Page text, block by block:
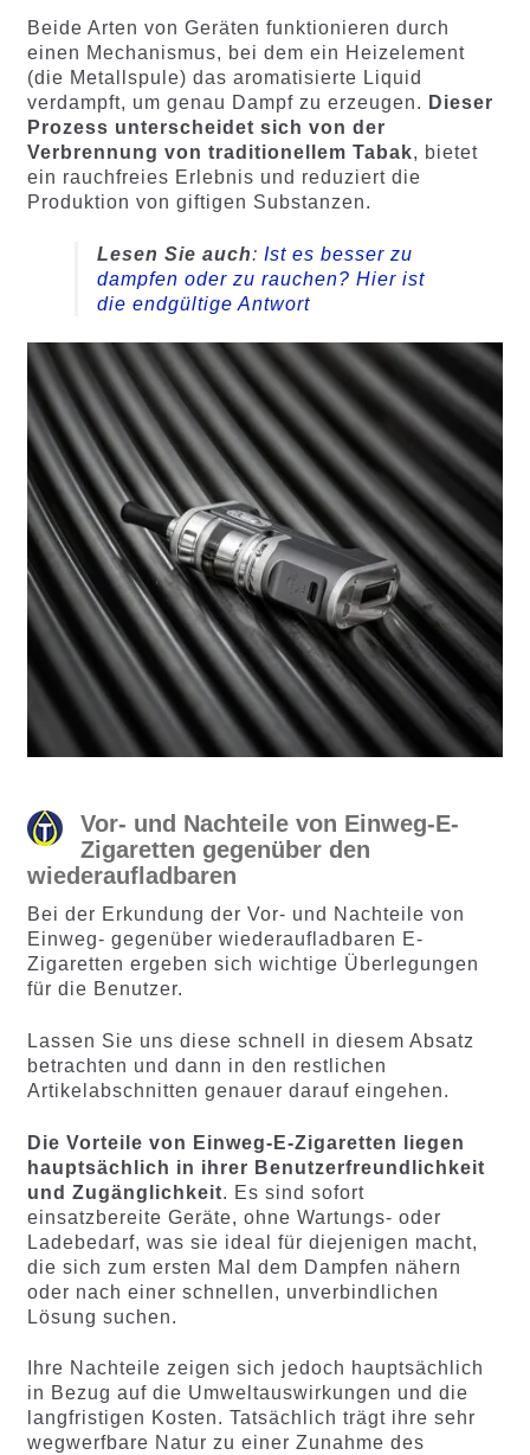
Beide Arten von Geräten funktionieren durch
einen Mechanismus, bei dem ein Heizelement
(die Metallspule) das aromatisierte Liquid
verdampft, um genau Dampf zu erzeugen. Dieser
Prozess unterscheidet sich von der
Verbrennung von traditionellem Tabak, bietet
ein rauchfreies Erlebnis und reduziert die
Produktion von giftigen Substanzen.
Lesen Sie auch: Ist es besser zu
dampfen oder zu rauchen? Hier ist
die endgültige Antwort
Vor- und Nachteile von Einweg-E-
Zigaretten gegenüber den
wiederaufladbaren
Bei der Erkundung der Vor- und Nachteile von
Einweg- gegenüber wiederaufladbaren E-
Zigaretten ergeben sich wichtige Überlegungen
für die Benutzer.
Lassen Sie uns diese schnell in diesem Absatz
betrachten und dann in den restlichen
Artikelabschnitten genauer darauf eingehen.
Die Vorteile von Einweg-E-Zigaretten liegen
hauptsächlich in ihrer Benutzerfreundlichkeit
und Zugänglichkeit. Es sind sofort
einsatzbereite Geräte, ohne Wartungs- oder
Ladebedarf, was sie ideal für diejenigen macht,
die sich zum ersten Mal dem Dampfen nähern
oder nach einer schnellen, unverbindlichen
Lösung suchen.
Ihre Nachteile zeigen sich jedoch hauptsächlich
in Bezug auf die Umweltauswirkungen und die
langfristigen Kosten. Tatsächlich trägt ihre sehr
wegwerfbare Natur zu einer Zunahme des